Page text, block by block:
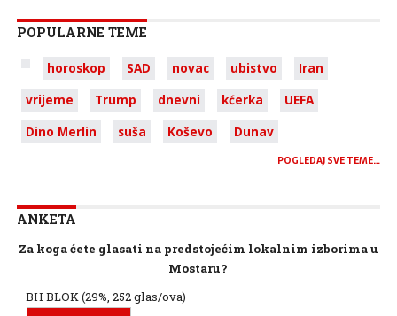
POPULARNE TEME
horoskop SAD novac ubistvo
Iran
vrijeme
Trump dnevni kćerka
UEFA
Dino Merlin
suša Koševo Dunav
POGLEDAJ SVE TEME…
ANKETA
Za koga ćete glasati na predstojećim lokalnim izborima u
Mostaru?
BH BLOK(29%, 252 glas/ova)